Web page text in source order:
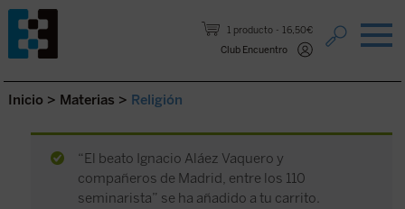
1 producto
16,50€
Club Encuentro
Saltar al contenido.
Inicio > Materias > Religión
“El beato Ignacio Aláez Vaquero y
compañeros de Madrid, entre los 110
seminarista” se ha añadido a tu carrito.